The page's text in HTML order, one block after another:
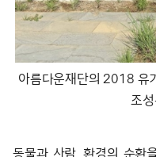
아름다운재단의 2018 유
조
동물과 사람, 환경의 순환